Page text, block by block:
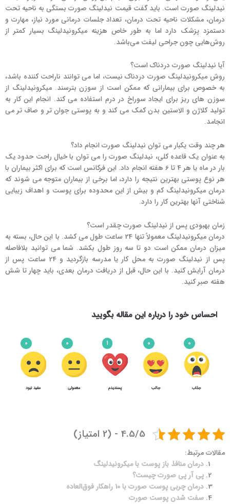
نیدلینگ صورت است. باید گفت قیمت نیدلینگ صورت بستگی به ناحیه تحت
درمان، مشکلات ناحیه تحت درمان، تعداد جلسات درمانی مورد نیاز، مهارت و
دستمزد پزشک دارد اما به طور خاص هزینه میکرونیدلینگ بسیار کمتر از
روش‌هایی چون جراحی لیفت می‌باشد.
آیا نیدلینگ صورت دردناک است؟
روش میکرونیدلینگ صورت دردناک نیست، اما می توانند ناراحت کننده باشد،
به خصوص برای بیمارانی که ممکن است از سوزن بترسند. میکرونیدلینگ از
سوزن های ریز برای ایجاد سوراخ در درم استفاده می کند. انجام این کار به
تولید کلاژن و الاستین بدن کمک می کند و به پوستی جوان تر و صاف تر می
انجامد.
هر چند وقت یکبار می توان نیدلینگ صورت انجام داد؟
به عنوان یک قاعده کلی، نیدلینگ صورت را می توان با خیال راحت حدود یک
بار در ماه یا هر 4 تا 6 هفته انجام داد. این فرکانس است که برای اکثر بیماران با
هر نوع پوستی بهترین نتیجه را دارد، اما برخی از بیماران متوجه می شوند که
درمان میکرونیدلینگ کم و بیش از این محدوده برای پوست و اهداف زیبایی
شناختی آنها بهترین کار را دارد.
زمان بهبودی پس از نیدلینگ صورت چقدر است؟
درمان میکرونیدلینگ معمولاً تنها 24 ساعت طول می کشد. با این حال، بسته به
میزان درمان ممکن است دو تا سه روز طول بکشد. شما می توانید بلافاصله
پس از نیدلینگ صورت به محل کار یا مدرسه بازگردید و 24 ساعت پس از
درمان آرایش کنید. با این حال، قبل از دریافت درمان بعدی، باید چهار تا شش
هفته صبر کنید.
احساس خود را درباره این مقاله بگویید
0
جذاب
0
جالب
1
پسندیدم
0
معمولی
0
مفید نبود
4.5/5 - (2 امتیاز)
مقالات مرتبط:
درمان منافذ باز پوست با میکرونیدلینگ
پی آر پی صورت چیست؟
درمان چربی پوست صورت با 10 راهکار فوق‌العاده
سفت شدن پوست صورت